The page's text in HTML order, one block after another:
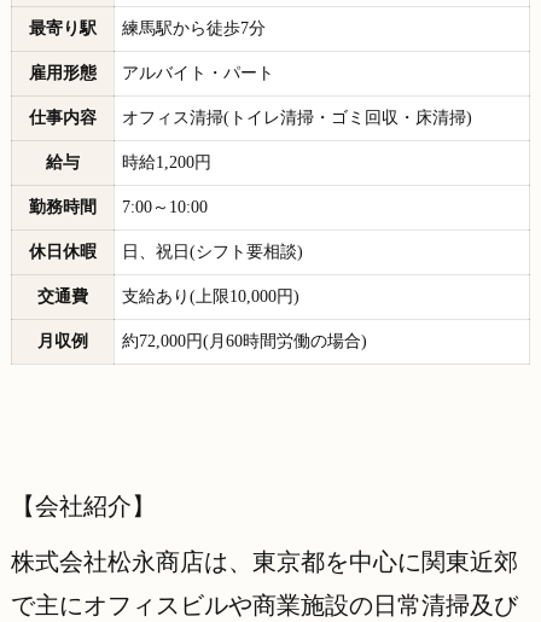
最寄り駅 練馬駅から徒歩7分
雇用形態 アルバイト・パート
仕事内容 オフィス清掃(トイレ清掃・ゴミ回収・床清掃)
給与 時給1,200円
勤務時間 7:00～10:00
休日休暇 日、祝日(シフト要相談)
交通費 支給あり(上限10,000円)
月収例 約72,000円(月60時間労働の場合)
【会社紹介】
株式会社松永商店は、東京都を中心に関東近郊
で主にオフィスビルや商業施設の日常清掃及び